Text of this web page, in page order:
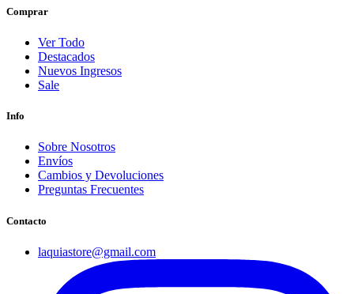
Comprar
Ver Todo
Destacados
Nuevos Ingresos
Sale
Info
Sobre Nosotros
Envíos
Cambios y Devoluciones
Preguntas Frecuentes
Contacto
laquiastore@gmail.com